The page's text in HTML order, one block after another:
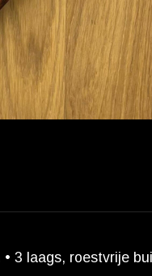
3 laags, roestvrije